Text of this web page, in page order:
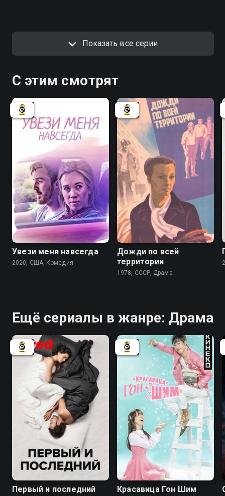
Показать все серии
С этим смотрят
Увези меня навсегда
2020, США, Комедия
Дожди по всей
территории
1978, СССР, Драма
Ещё сериалы в жанре: Драма
Первый и последний
7.7 7.3
Красавица Гон Шим